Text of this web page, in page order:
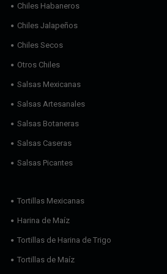
Chiles Habaneros
Chiles Jalapeños
Chiles Secos
Otros Chiles
Salsas Mexicanas
Salsas Artesanales
Salsas Botaneras
Salsas Caseras
Salsas Picantes
Tortillas Mexicanas
Harina de Maíz
Tortillas de Harina de Trigo
Tortillas de Maíz